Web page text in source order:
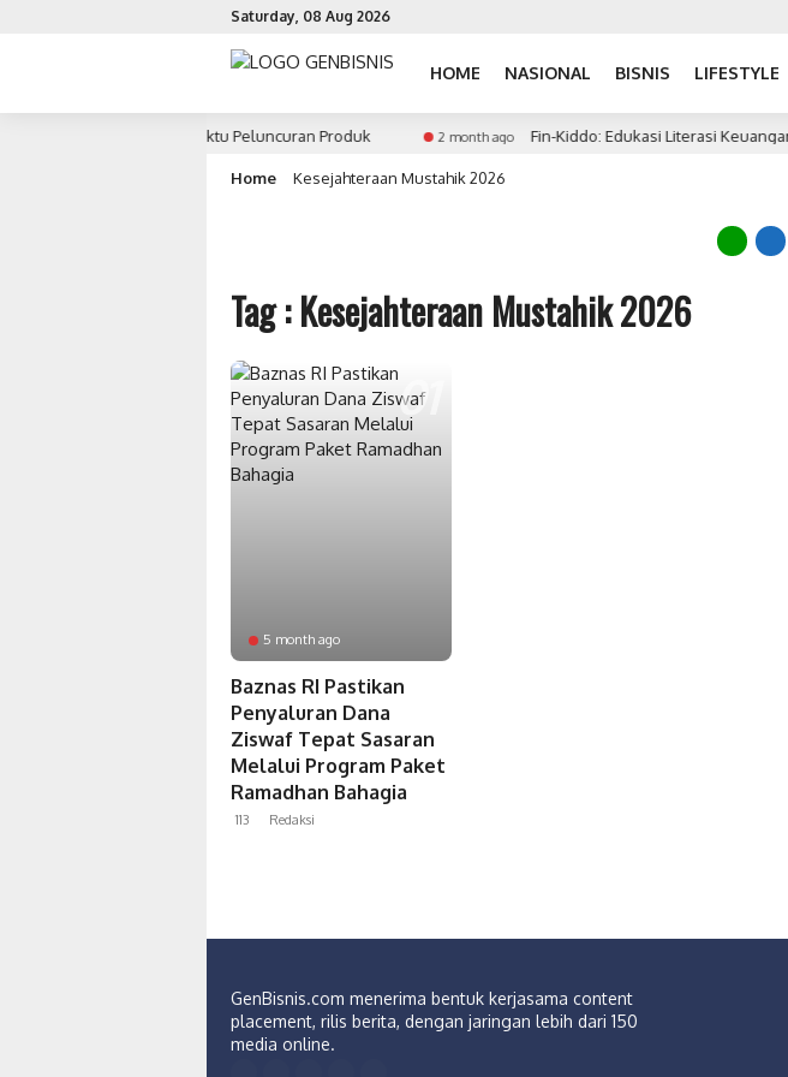
Saturday, 08 Aug 2026
HOME NASIONAL BISNIS LIFESTYLE
Strategi Penentuan Waktu Peluncuran Produk 2 month ago Fin-Kiddo: Edukasi Literasi Keuangan
Home Kesejahteraan Mustahik 2026
Tag : Kesejahteraan Mustahik 2026
5 month ago
Baznas RI Pastikan
Penyaluran Dana
Ziswaf Tepat Sasaran
Melalui Program Paket
Ramadhan Bahagia
113 Redaksi
GenBisnis.com menerima bentuk kerjasama content
placement, rilis berita, dengan jaringan lebih dari 150
media online.